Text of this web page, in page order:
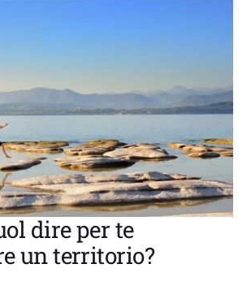
dire per te
un territorio?